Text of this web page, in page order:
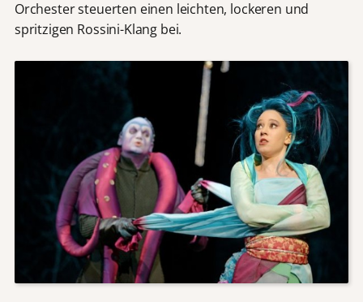
Orchester steuerten einen leichten, lockeren und
spritzigen Rossini-Klang bei.